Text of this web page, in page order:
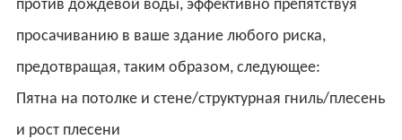
против дождевой воды, эффективно препятствуя
просачиванию в ваше здание любого риска,
предотвращая, таким образом, следующее:
Пятна на потолке и стене/структурная гниль/плесень
и рост плесени